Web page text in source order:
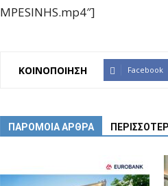
MPESINHS.mp4″]
ΚΟΙΝΟΠΟΙΗΣΗ Facebook
ΠΑΡΟΜΟΙΑ ΑΡΘΡΑ